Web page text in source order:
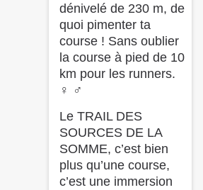
dénivelé de 230 m, de
quoi pimenter ta
course ! Sans oublier
la course à pied de 10
km pour les runners.
‍♀️ ‍♂️
Le TRAIL DES
SOURCES DE LA
SOMME, c’est bien
plus qu’une course,
c’est une immersion